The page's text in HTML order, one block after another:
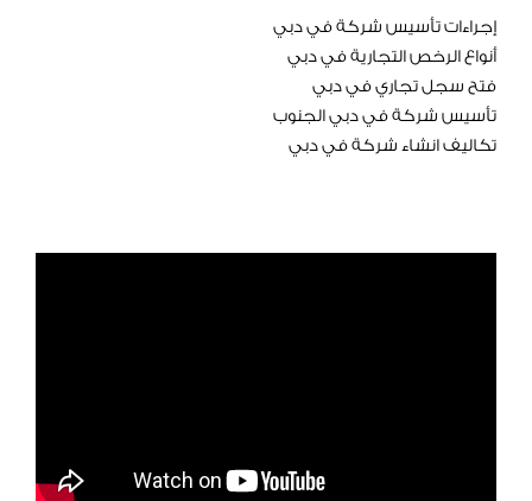
موضوعات قد تهمك
إجراءات تأسيس شركة في دبي
أنواع الرخص التجارية في دبي
فتح سجل تجاري في دبي
تأسيس شركة في دبي الجنوب
تكاليف انشاء شركة في دبي